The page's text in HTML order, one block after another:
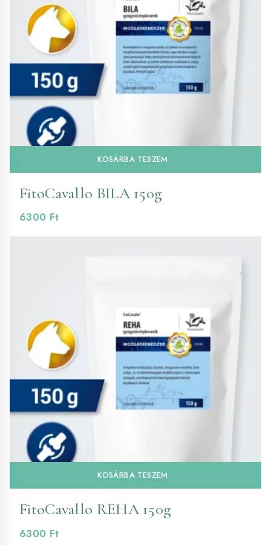
KOSÁRBA TESZEM
FitoCavallo BILA 150g
6300 Ft
KOSÁRBA TESZEM
FitoCavallo REHA 150g
6300 Ft